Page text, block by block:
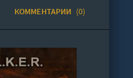
КОММЕНТАРИИ (0)